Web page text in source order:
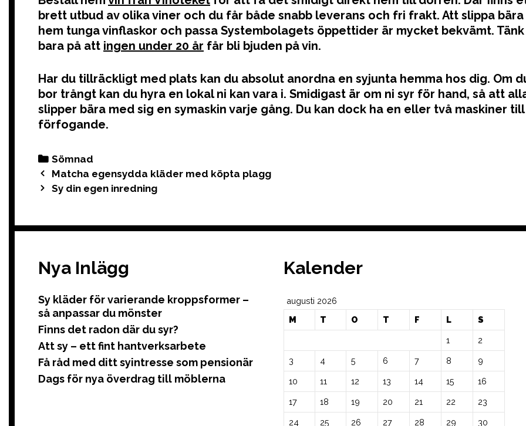
brett utbud av olika viner och du får både snabb leverans och fri frakt. Att slippa bära
hem tunga vinflaskor och passa Systembolagets öppettider är mycket bekvämt. Tänk
bara på att ingen under 20 år får bli bjuden på vin.
Har du tillräckligt med plats kan du absolut anordna en syjunta hemma hos dig. Om
bor trångt kan du hyra en lokal ni kan vara i. Smidigast är om ni syr för hand, så att
slipper bära med sig en symaskin varje gång. Du kan dock ha en eller två maskiner till
förfogande.
Categories
Sömnad
Post
navigation
Matcha egensydda kläder med köpta plagg
Sy din egen inredning
Nya Inlägg
Sy kläder för varierande kroppsformer –
så anpassar du mönster
Finns det radon där du syr?
Att sy – ett fint hantverksarbete
Få råd med ditt syintresse som pensionär
Dags för nya överdrag till möblerna
Kalender
augusti 2026
M
T O T F L S
1 2
3 4 5 6 7 8 9
10 11 12 13 14 15 16
17 18 19 20 21 22 23
24 25 26 27 28 29 30